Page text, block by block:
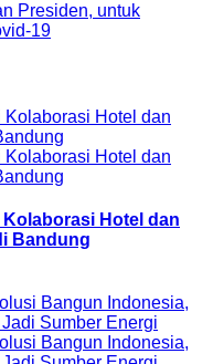
Presiden, untuk
19
Hotel dan
Bandung